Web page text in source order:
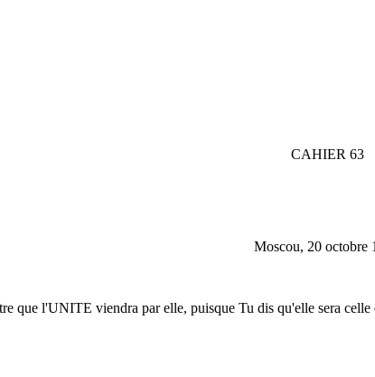
CAHIER 63
Moscou, 20 octobre
que l'UNITE viendra par elle, puisque Tu dis qu'elle sera